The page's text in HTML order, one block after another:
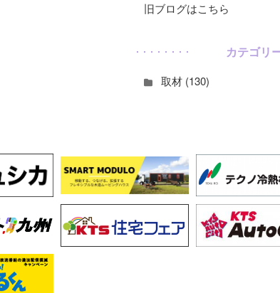
旧ブログはこちら
カテゴリ
取材 (130)